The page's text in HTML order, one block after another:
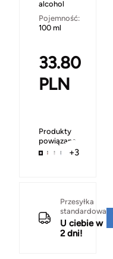
alcohol
Pojemność:
100 ml
33.80
PLN
Produkty
powiązane
+3
Przesyłka
standardowa
U ciebie w
2 dni!